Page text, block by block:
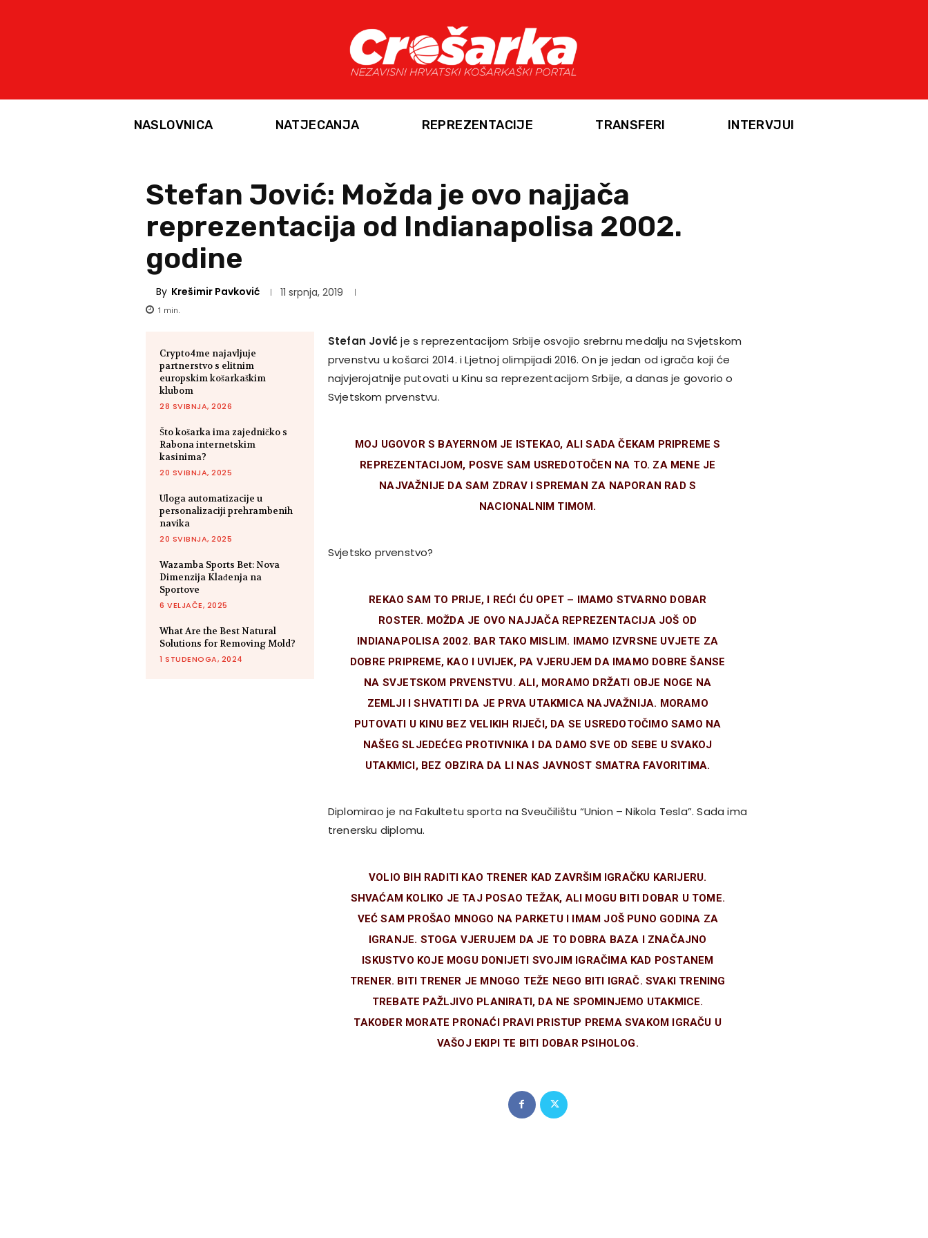
NASLOVNICA NATJECANJA REPREZENTACIJE TRANSFERI INTERVJUI
Stefan Jović: Možda je ovo najjača
reprezentacija od Indianapolisa 2002.
godine
By Krešimir Pavković 11 srpnja, 2019
1 min.
Crypto4me najavljuje
partnerstvo s elitnim
europskim košarkaškim
klubom
28 SVIBNJA, 2026
Što košarka ima zajedničko s
Rabona internetskim
kasinima?
20 SVIBNJA, 2025
Uloga automatizacije u
personalizaciji prehrambenih
navika
20 SVIBNJA, 2025
Wazamba Sports Bet: Nova
Dimenzija Klađenja na
Sportove
6 VELJAČE, 2025
What Are the Best Natural
Solutions for Removing Mold?
1 STUDENOGA, 2024
Stefan Jovićje s reprezentacijom Srbije osvojio srebrnu medalju na Svjetskom
prvenstvu u košarci 2014. i Ljetnoj olimpijadi 2016. On je jedan od igrača koji će
najvjerojatnije putovati u Kinu sa reprezentacijom Srbije, a danas je govorio o
Svjetskom prvenstvu.
MOJ UGOVOR S BAYERNOM JE ISTEKAO, ALI SADA ČEKAM PRIPREME S
REPREZENTACIJOM, POSVE SAM USREDOTOČEN NA TO. ZA MENE JE
NAJVAŽNIJE DA SAM ZDRAV I SPREMAN ZA NAPORAN RAD S
NACIONALNIM TIMOM.
Svjetsko prvenstvo?
REKAO SAM TO PRIJE, I REĆI ĆU OPET – IMAMO STVARNO DOBAR
ROSTER. MOŽDA JE OVO NAJJAČA REPREZENTACIJA JOŠ OD
INDIANAPOLISA 2002. BAR TAKO MISLIM. IMAMO IZVRSNE UVJETE ZA
DOBRE PRIPREME, KAO I UVIJEK, PA VJERUJEM DA IMAMO DOBRE ŠANSE
NA SVJETSKOM PRVENSTVU. ALI, MORAMO DRŽATI OBJE NOGE NA
ZEMLJI I SHVATITI DA JE PRVA UTAKMICA NAJVAŽNIJA. MORAMO
PUTOVATI U KINU BEZ VELIKIH RIJEČI, DA SE USREDOTOČIMO SAMO NA
NAŠEG SLJEDEĆEG PROTIVNIKA I DA DAMO SVE OD SEBE U SVAKOJ
UTAKMICI, BEZ OBZIRA DA LI NAS JAVNOST SMATRA FAVORITIMA.
Diplomirao je na Fakultetu sporta na Sveučilištu “Union – Nikola Tesla”. Sada ima
trenersku diplomu.
VOLIO BIH RADITI KAO TRENER KAD ZAVRŠIM IGRAČKU KARIJERU.
SHVAĆAM KOLIKO JE TAJ POSAO TEŽAK, ALI MOGU BITI DOBAR U TOME.
VEĆ SAM PROŠAO MNOGO NA PARKETU I IMAM JOŠ PUNO GODINA ZA
IGRANJE. STOGA VJERUJEM DA JE TO DOBRA BAZA I ZNAČAJNO
ISKUSTVO KOJE MOGU DONIJETI SVOJIM IGRAČIMA KAD POSTANEM
TRENER. BITI TRENER JE MNOGO TEŽE NEGO BITI IGRAČ. SVAKI TRENING
TREBATE PAŽLJIVO PLANIRATI, DA NE SPOMINJEMO UTAKMICE.
TAKOĐER MORATE PRONAĆI PRAVI PRISTUP PREMA SVAKOM IGRAČU U
VAŠOJ EKIPI TE BITI DOBAR PSIHOLOG.